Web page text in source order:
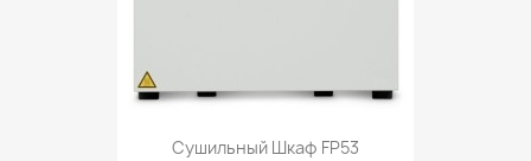
Сушильный Шкаф FP53